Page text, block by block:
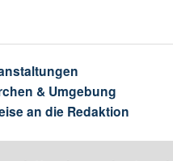
& Umgebung
an die Redaktion